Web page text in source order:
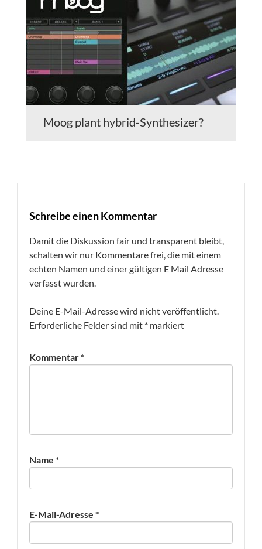
Moog plant hybrid-Synthesizer?
Schreibe einen Kommentar
Damit die Diskussion fair und transparent bleibt,
schalten wir nur Kommentare frei, die mit einem
echten Namen und einer gültigen E Mail Adresse
verfasst wurden.
Deine E-Mail-Adresse wird nicht veröffentlicht.
Erforderliche Felder sind mit * markiert
Kommentar*
Name *
E-Mail-Adresse *